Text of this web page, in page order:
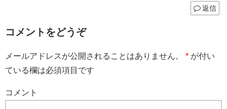
返信
コメントをどうぞ
メールアドレスが公開されることはありません。 * が付い
ている欄は必須項目です
コメント